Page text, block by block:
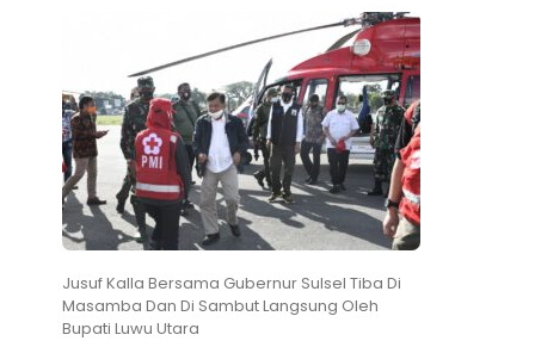
Jusuf Kalla Bersama Gubernur Sulsel Tiba Di
Masamba Dan Di Sambut Langsung Oleh
Bupati Luwu Utara